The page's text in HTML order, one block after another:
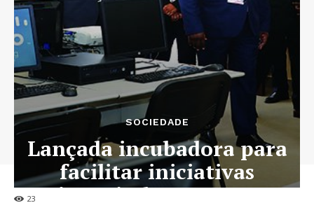
23
SOCIEDADE
Lançada incubadora para
facilitar iniciativas
juvenis de emprego